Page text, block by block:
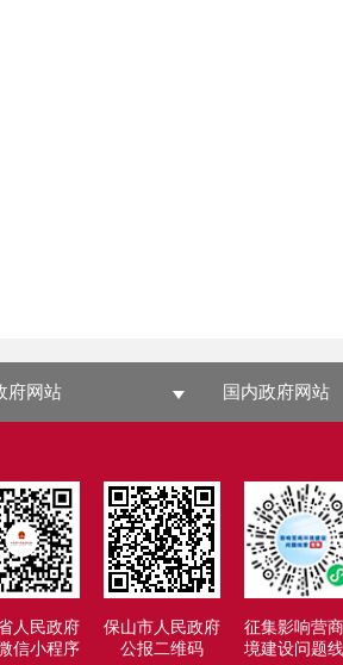
府网站 国内政府网站
人民政府
信小程序
保山市人民政府
公报二维码
征集影响营
境建设问题